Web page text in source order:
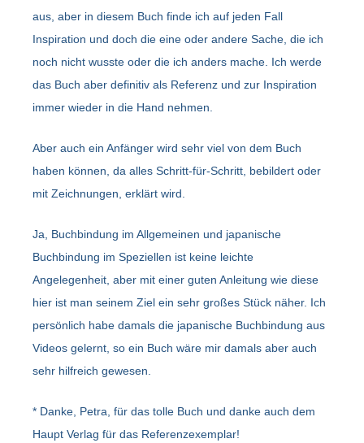
aus, aber in diesem Buch finde ich auf jeden Fall
Inspiration und doch die eine oder andere Sache, die ich
noch nicht wusste oder die ich anders mache. Ich werde
das Buch aber definitiv als Referenz und zur Inspiration
immer wieder in die Hand nehmen.
Aber auch ein Anfänger wird sehr viel von dem Buch
haben können, da alles Schritt-für-Schritt, bebildert oder
mit Zeichnungen, erklärt wird.
Ja, Buchbindung im Allgemeinen und japanische
Buchbindung im Speziellen ist keine leichte
Angelegenheit, aber mit einer guten Anleitung wie diese
hier ist man seinem Ziel ein sehr großes Stück näher. Ich
persönlich habe damals die japanische Buchbindung aus
Videos gelernt, so ein Buch wäre mir damals aber auch
sehr hilfreich gewesen.
* Danke, Petra, für das tolle Buch und danke auch dem
Haupt Verlag für das Referenzexemplar!